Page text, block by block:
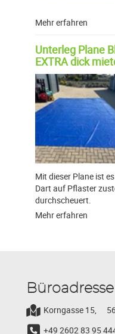
Mehr erfahren
Unterleg Plane
EXTRA dick
Mit dieser Plane ist
Dart auf Pflaster
durchscheuert.
Mehr erfahren
Korngasse 15,
+49 2602 83 95